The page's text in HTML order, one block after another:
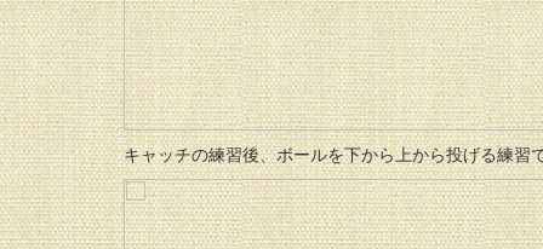
キャッチの練習後、ボールを下から上から投げる練習